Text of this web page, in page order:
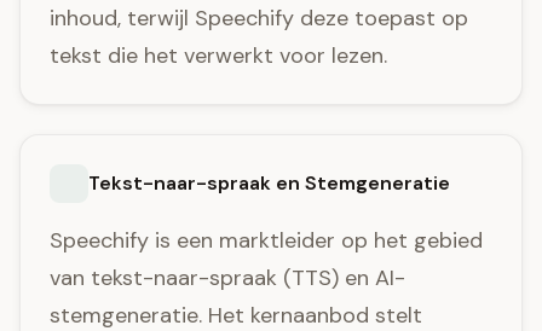
inhoud, terwijl Speechify deze toepast op
tekst die het verwerkt voor lezen.
Tekst-naar-spraak en Stemgeneratie
Speechify is een marktleider op het gebied
van tekst-naar-spraak (TTS) en AI-
stemgeneratie. Het kernaanbod stelt